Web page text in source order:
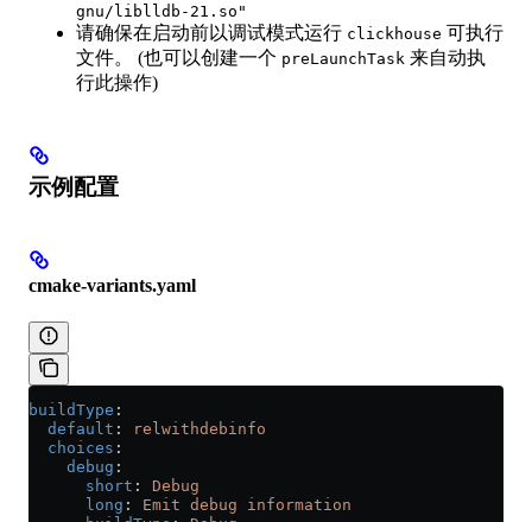
gnu/liblldb-21.so"
请确保在启动前以调试模式运行 clickhouse 可执行
文件。 (也可以创建一个 preLaunchTask 来自动执
行此操作)
示例配置
cmake-variants.yaml
buildType :
  default
:
relwithdebinfo
  choices
:
    debug
:
      short
: Debug
      long
: Emit debug information